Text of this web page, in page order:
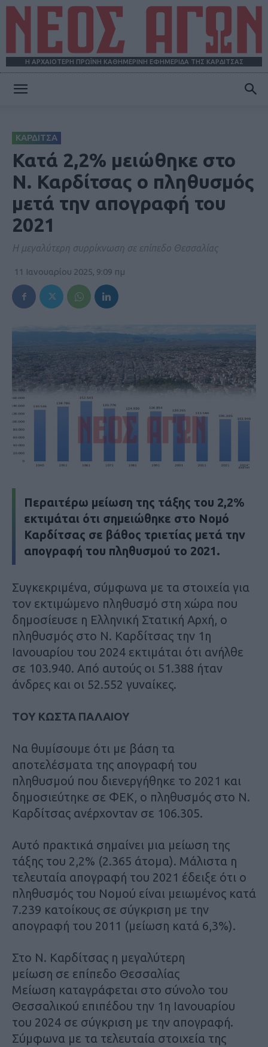
Η ΑΡΧΑΙΟΤΕΡΗ ΠΡΩΪΝΗ ΚΑΘΗΜΕΡΙΝΗ ΕΦΗΜΕΡΙΔΑ ΤΗΣ ΚΑΡΔΙΤΣΑΣ
ΚΑΡΔΙΤΣΑ
Κατά 2,2% μειώθηκε στο
Ν. Καρδίτσας ο πληθυσμός
μετά την απογραφή του
2021
Η μεγαλύτερη συρρίκνωση σε επίπεδο Θεσσαλίας
11 Ιανουαρίου 2025, 9:09 πμ
Περαιτέρω μείωση της τάξης του 2,2%
εκτιμάται ότι σημειώθηκε στο Νομό
Καρδίτσας σε βάθος τριετίας μετά την
απογραφή του πληθυσμού το 2021.
Συγκεκριμένα, σύμφωνα με τα στοιχεία για
τον εκτιμώμενο πληθυσμό στη χώρα που
δημοσίευσε η Ελληνική Στατική Αρχή, ο
πληθυσμός στο Ν. Καρδίτσας την 1η
Ιανουαρίου του 2024 εκτιμάται ότι ανήλθε
σε 103.940. Από αυτούς οι 51.388 ήταν
άνδρες και οι 52.552 γυναίκες.
ΤΟΥ ΚΩΣΤΑ ΠΑΛΑΙΟΥ
Να θυμίσουμε ότι με βάση τα
αποτελέσματα της απογραφή του
πληθυσμού που διενεργήθηκε το 2021 και
δημοσιεύτηκε σε ΦΕΚ, ο πληθυσμός στο Ν.
Καρδίτσας ανέρχονταν σε 106.305.
Αυτό πρακτικά σημαίνει μια μείωση της
τάξης του 2,2% (2.365 άτομα). Μάλιστα η
τελευταία απογραφή του 2021 έδειξε ότι ο
πληθυσμός του Νομού είναι μειωμένος κατά
7.239 κατοίκους σε σύγκριση με την
απογραφή του 2011 (μείωση κατά 6,3%).
Στο Ν. Καρδίτσας η μεγαλύτερη
μείωση σε επίπεδο Θεσσαλίας
Μείωση καταγράφεται στο σύνολο του
Θεσσαλικού επιπέδου την 1η Ιανουαρίου
του 2024 σε σύγκριση με την απογραφή.
Σύμφωνα με τα τελευταία στοιχεία της